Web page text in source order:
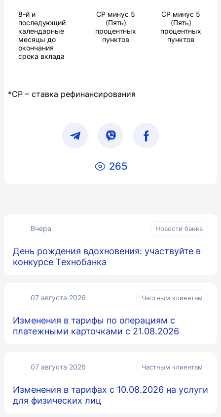
8-й и
последующий
календарные
месяцы до
окончания
срока вклада
СР минус 5
(Пять)
процентных
пунктов
СР минус 5
(Пять)
процентных
пунктов
*СР – ставка рефинансирования
265
Вчера Новости банка
День рождения вдохновения: участвуйте в
конкурсе Технобанка
07 августа 2026 Частным клиентам
Изменения в тарифы по операциям с
платежными карточками с 21.08.2026
07 августа 2026 Частным клиентам
Изменения в тарифах с 10.08.2026 на услуги
для физических лиц